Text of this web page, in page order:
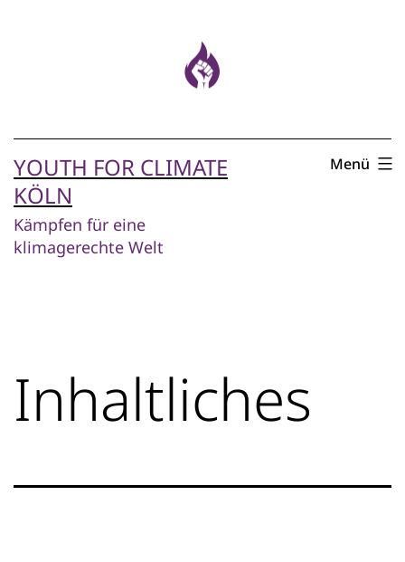
YOUTH FOR CLIMATE
KÖLN
Kämpfen für eine
klimagerechte Welt
Menü
Inhaltliches